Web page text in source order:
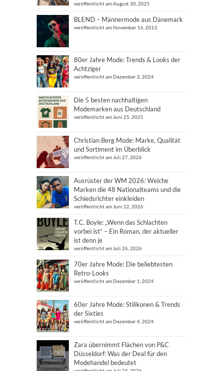
veröffentlicht am August 30, 2025
BLEND – Männermode aus Dänemark
veröffentlicht am November 16, 2013
80er Jahre Mode: Trends & Looks der
Achtziger
veröffentlicht am Dezember 3, 2024
Die 5 besten nachhaltigen
Modemarken aus Deutschland
veröffentlicht am Juni 25, 2025
Christian Berg Mode: Marke, Qualität
und Sortiment im Überblick
veröffentlicht am Juli 27, 2026
Ausrüster der WM 2026: Welche
Marken die 48 Nationalteams und die
Schiedsrichter einkleiden
veröffentlicht am Juni 22, 2026
T.C. Boyle: „Wenn das Schlachten
vorbei ist“ – Ein Roman, der aktueller
ist denn je
veröffentlicht am Juli 26, 2026
70er Jahre Mode: Die beliebtesten
Retro-Looks
veröffentlicht am Dezember 1, 2024
60er Jahre Mode: Stilikonen & Trends
der Sixties
veröffentlicht am Dezember 4, 2024
Zara übernimmt Flächen von P&C
Düsseldorf: Was der Deal für den
Modehandel bedeutet